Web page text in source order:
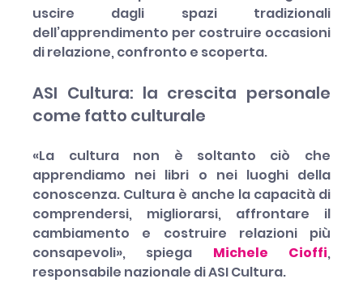
uscire dagli spazi tradizionali
dell’apprendimento per costruire occasioni
di relazione, confronto e scoperta.
ASI Cultura: la crescita personale
come fatto culturale
«La cultura non è soltanto ciò che
apprendiamo nei libri o nei luoghi della
conoscenza. Cultura è anche la capacità di
comprendersi, migliorarsi, affrontare il
cambiamento e costruire relazioni più
consapevoli», spiega Michele Cioffi,
responsabile nazionale di ASI Cultura.